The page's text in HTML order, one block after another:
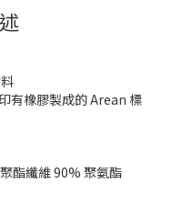
有橡膠製成的 Arean 標
酯纖維 90% 聚氨酯